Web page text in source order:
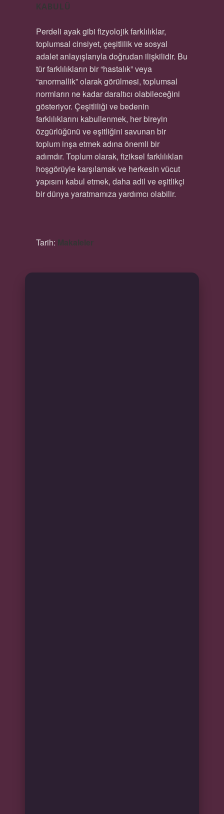
KABULÜ
Perdeli ayak gibi fizyolojik farklılıklar,
toplumsal cinsiyet, çeşitlilik ve sosyal
adalet anlayışlarıyla doğrudan ilişkilidir. Bu
tür farklılıkların bir “hastalık” veya
“anormallik” olarak görülmesi, toplumsal
normların ne kadar daraltıcı olabileceğini
gösteriyor. Çeşitliliği ve bedenin
farklılıklarını kabullenmek, her bireyin
özgürlüğünü ve eşitliğini savunan bir
toplum inşa etmek adına önemli bir
adımdır. Toplum olarak, fiziksel farklılıkları
hoşgörüyle karşılamak ve herkesin vücut
yapısını kabul etmek, daha adil ve eşitlikçi
bir dünya yaratmamıza yardımcı olabilir.
Tarih: Makaleler